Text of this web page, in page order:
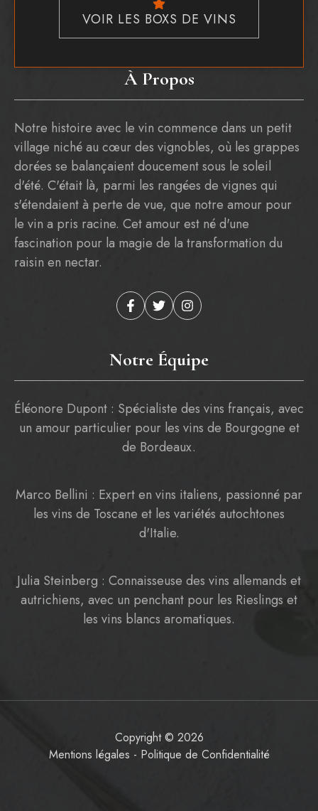
À Propos
Notre histoire avec le vin commence dans un petit
village niché au cœur des vignobles, où les grappes
dorées se balançaient doucement sous le soleil
d'été. C'était là, parmi les rangées de vignes qui
s'étendaient à perte de vue, que notre amour pour
le vin a pris racine. Cet amour est né d'une
fascination pour la magie de la transformation du
raisin en nectar.
VOIR LES BOXS DE VINS
Notre Équipe
Éléonore Dupont : Spécialiste des vins français, avec
un amour particulier pour les vins de Bourgogne et
de Bordeaux.
Marco Bellini : Expert en vins italiens, passionné par
les vins de Toscane et les variétés autochtones
d'Italie.
Julia Steinberg : Connaisseuse des vins allemands et
autrichiens, avec un penchant pour les Rieslings et
les vins blancs aromatiques.
Copyright © 2026
Mentions légales - Politique de Confidentialité